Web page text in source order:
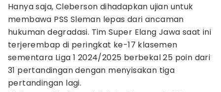
Hanya saja, Cleberson dihadapkan ujian untuk
membawa PSS Sleman lepas dari ancaman
hukuman degradasi. Tim Super Elang Jawa saat ini
terjerembap di peringkat ke-17 klasemen
sementara Liga 1 2024/2025 berbekal 25 poin dari
31 pertandingan dengan menyisakan tiga
pertandingan lagi.